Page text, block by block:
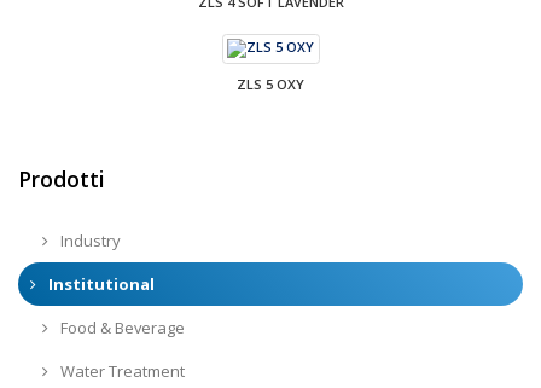
ZLS 5 OXY
Prodotti
Industry
Institutional
Food & Beverage
Water Treatment